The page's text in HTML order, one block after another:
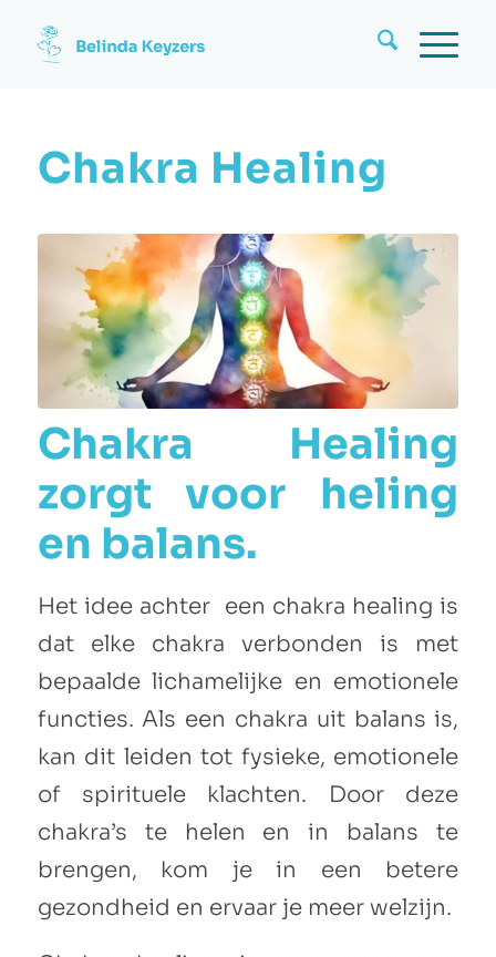
Chakra Healing
Chakra Healing
zorgt voor heling
en balans.
Het idee achter een chakra healing is
dat elke chakra verbonden is met
bepaalde lichamelijke en emotionele
functies. Als een chakra uit balans is,
kan dit leiden tot fysieke, emotionele
of spirituele klachten. Door deze
chakra’s te helen en in balans te
brengen, kom je in een betere
gezondheid en ervaar je meer welzijn.